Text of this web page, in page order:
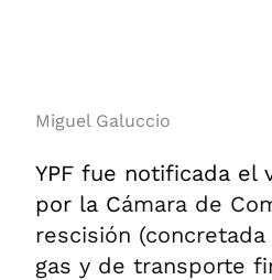
Miguel Galuccio
YPF fue notificada el
por la Cámara de
rescisión
gas y de transporte